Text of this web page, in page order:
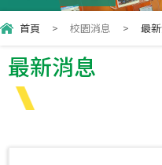
首頁 > 校園消息 > 最
最新消息